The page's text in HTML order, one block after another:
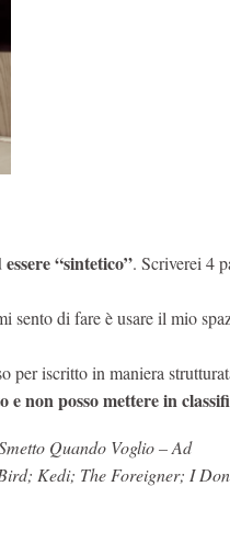
“sintetico”. Scriverei 4
sento di fare è usare il mio
per iscritto in maniera
non posso mettere in
Quando Voglio – Ad
Kedi; The Foreigner; I